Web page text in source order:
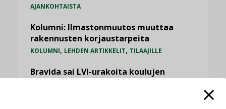
AJANKOHTAISTA
Kolumni: Ilmastonmuutos muuttaa
rakennusten korjaustarpeita
KOLUMNI, LEHDEN ARTIKKELIT, TILAAJILLE
Bravida sai LVI-urakoita koulujen